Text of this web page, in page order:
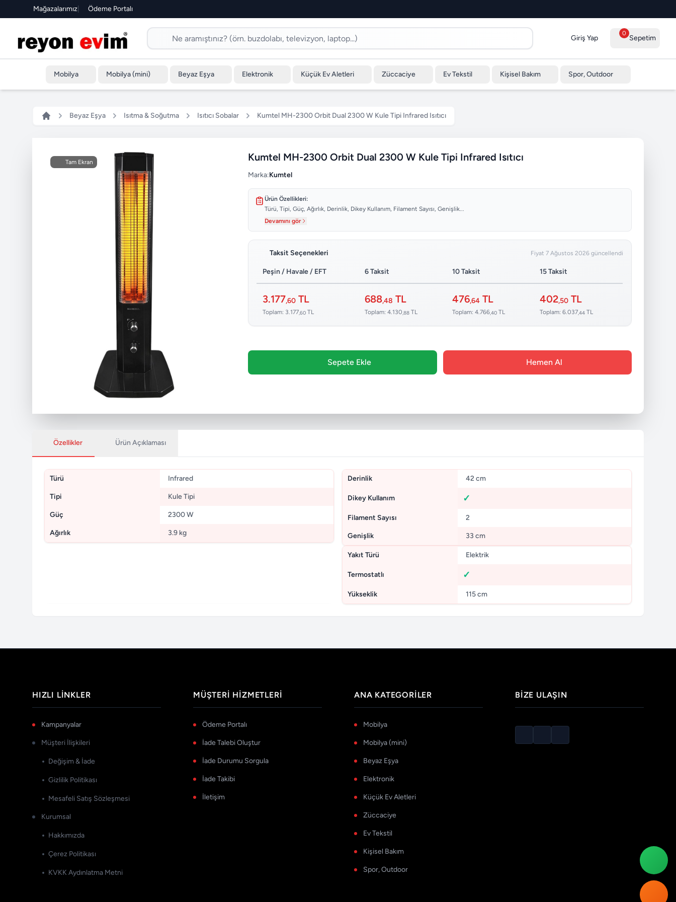
Mağazalarımız| Ödeme Portalı
Giriş Yap
0
Sepetim
Mobilya Mobilya (mini) Beyaz Eşya Elektronik Küçük Ev Aletleri Züccaciye Ev Tekstil Kişisel Bakım Spor, Outdoor
Beyaz Eşya Isıtma & Soğutma Isıtıcı Sobalar Kumtel MH-2300 Orbit Dual 2300 W Kule Tipi Infrared Isıtıcı
Tam Ekran Kumtel MH-2300 Orbit Dual 2300 W Kule Tipi Infrared Isıtıcı
Marka:Kumtel
Ürün Özellikleri:
Türü, Tipi, Güç, Ağırlık, Derinlik, Dikey Kullanım, Filament Sayısı, Genişlik...
Devamını gör
Taksit Seçenekleri Fiyat 7 Ağustos 2026 güncellendi
Peşin / Havale / EFT 6 Taksit 10 Taksit 15 Taksit
3.177,60 TL
Toplam: 3.177,60 TL
688,48 TL
Toplam: 4.130 ,88 TL
476,64 TL
Toplam: 4.766,40 TL
402,50 TL
Toplam: 6.037,44 TL
Sepete Ekle Hemen Al
Özellikler Ürün Açıklaması
Türü Infrared
Tipi Kule Tipi
Güç 2300 W
Ağırlık 3.9 kg
Derinlik 42 cm
Dikey Kullanım
Filament Sayısı 2
Genişlik 33 cm
Yakıt Türü Elektrik
Termostatlı
Yükseklik 115 cm
HIZLI LINKLER
Kampanyalar
Müşteri İlişkileri
Değişim & İade
Gizlilik Politikası
Mesafeli Satış Sözleşmesi
Kurumsal
Hakkımızda
Çerez Politikası
KVKK Aydınlatma Metni
MÜŞTERI HIZMETLERI
Ödeme Portalı
İade Talebi Oluştur
İade Durumu Sorgula
İade Takibi
İletişim
ANA KATEGORILER
Mobilya
Mobilya (mini)
Beyaz Eşya
Elektronik
Küçük Ev Aletleri
Züccaciye
Ev Tekstil
Kişisel Bakım
Spor, Outdoor
BIZE ULAŞIN